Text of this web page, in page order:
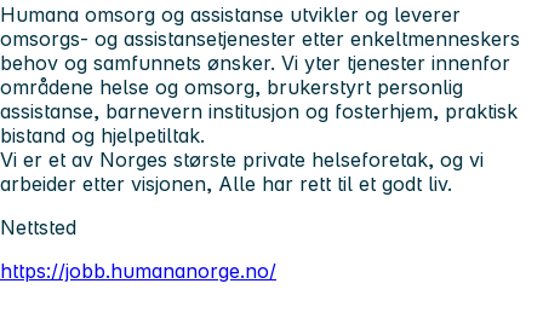
Humana omsorg og assistanse utvikler og leverer
omsorgs- og assistansetjenester etter enkeltmenneskers
behov og samfunnets ønsker. Vi yter tjenester innenfor
områdene helse og omsorg, brukerstyrt personlig
assistanse, barnevern institusjon og fosterhjem, praktisk
bistand og hjelpetiltak.
Vi er et av Norges største private helseforetak, og vi
arbeider etter visjonen, Alle har rett til et godt liv.
Nettsted
https://jobb.humananorge.no/